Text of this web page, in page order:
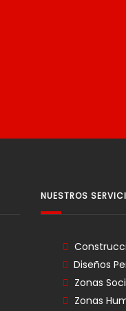
NUESTROS
Diseños
Zonas
Zonas